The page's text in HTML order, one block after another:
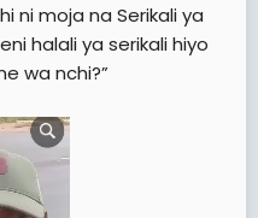
ni moja na Serikali ya
halali ya serikali hiyo
wa nchi?”